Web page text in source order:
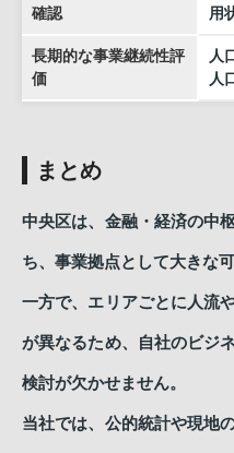
確認
用
長期的な事業継続性評
価
人
人
まとめ
中央区は、金融・経済の中
ち、事業拠点として大きな
一方で、エリアごとに人流
が異なるため、自社のビジ
検討が欠かせません。
当社では、公的統計や現地